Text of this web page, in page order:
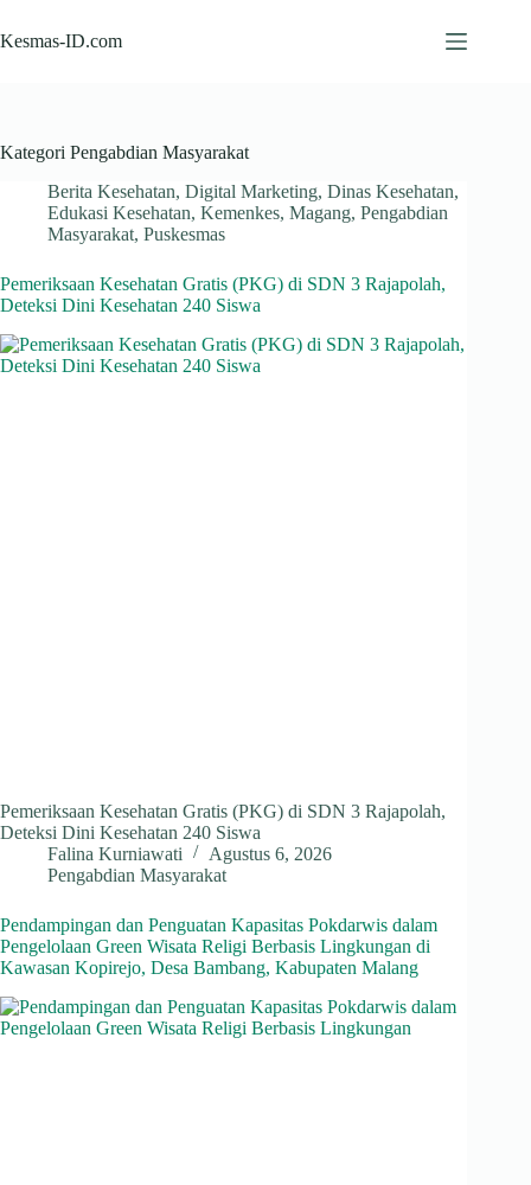
to
content
Kesmas-ID.com
Kategori Pengabdian Masyarakat
Berita Kesehatan, Digital Marketing, Dinas Kesehatan,
Edukasi Kesehatan, Kemenkes, Magang, Pengabdian
Masyarakat, Puskesmas
Pemeriksaan Kesehatan Gratis (PKG) di SDN 3 Rajapolah,
Deteksi Dini Kesehatan 240 Siswa
Pemeriksaan Kesehatan Gratis (PKG) di SDN 3 Rajapolah,
Deteksi Dini Kesehatan 240 Siswa
Falina Kurniawati
Agustus 6, 2026
Pengabdian Masyarakat
Pendampingan dan Penguatan Kapasitas Pokdarwis dalam
Pengelolaan Green Wisata Religi Berbasis Lingkungan di
Kawasan Kopirejo, Desa Bambang, Kabupaten Malang